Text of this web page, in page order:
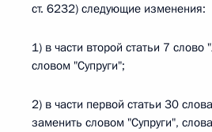
ст. 6232) следующие изменения:
1) в части второй статьи 7
словом "Супруги";
2) в части первой статьи 30
заменить словом "Супруги",